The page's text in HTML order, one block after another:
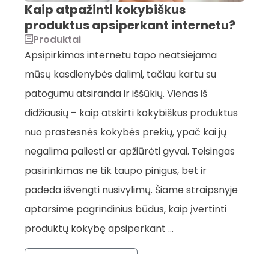
Kaip atpažinti kokybiškus
produktus apsiperkant internetu?
Produktai
Apsipirkimas internetu tapo neatsiejama
mūsų kasdienybės dalimi, tačiau kartu su
patogumu atsiranda ir iššūkių. Vienas iš
didžiausių – kaip atskirti kokybiškus produktus
nuo prastesnės kokybės prekių, ypač kai jų
negalima paliesti ar apžiūrėti gyvai. Teisingas
pasirinkimas ne tik taupo pinigus, bet ir
padeda išvengti nusivylimų. Šiame straipsnyje
aptarsime pagrindinius būdus, kaip įvertinti
produktų kokybę apsiperkant …